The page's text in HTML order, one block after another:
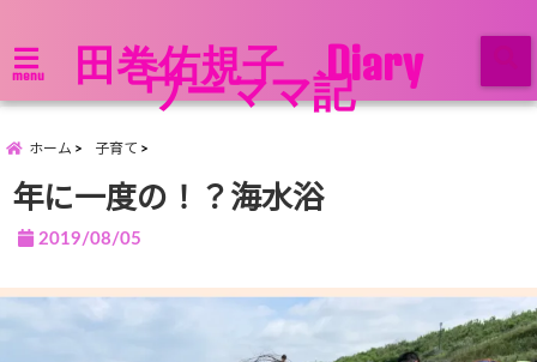
menu 田巻佑規子 Diary
ワーママ記
ホーム 子育て
年に一度の！？海水浴
2019/08/05